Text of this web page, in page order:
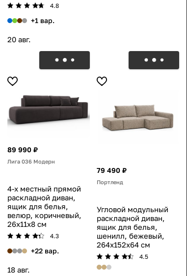
4.8
+1 вар.
20 авг.
89 990 ₽
Лига 036 Модерн
4-х местный прямой
раскладной диван,
ящик для белья,
велюр, коричневый,
26x11x8 см
4.3
+22 вар.
18 авг.
79 490 ₽
Портленд
Угловой модульный
раскладной диван,
ящик для белья,
шенилл, бежевый,
264x152x64 см
4.5